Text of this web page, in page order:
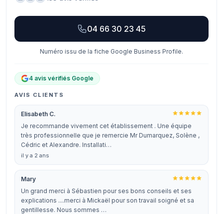
04 66 30 23 45
Numéro issu de la fiche Google Business Profile.
4 avis vérifiés Google
AVIS CLIENTS
Elisabeth C.
Je recommande vivement cet établissement . Une équipe
très professionnelle que je remercie Mr Dumarquez, Solène ,
Cédric et Alexandre. Installati…
il y a 2 ans
Mary
Un grand merci à Sébastien pour ses bons conseils et ses
explications ....merci à Mickaël pour son travail soigné et sa
gentillesse. Nous sommes …